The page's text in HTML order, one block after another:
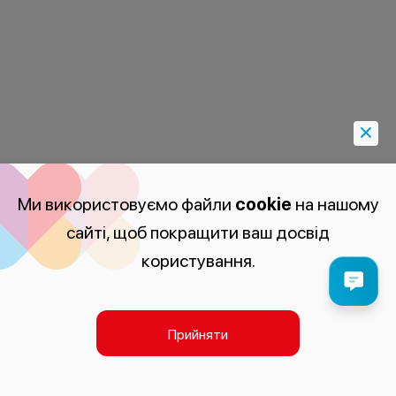
Ми використовуємо файли cookie на нашому
сайті, щоб покращити ваш досвід
користування.
Прийняти